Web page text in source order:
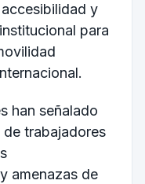
y
para
han señalado
de trabajadores
amenazas de